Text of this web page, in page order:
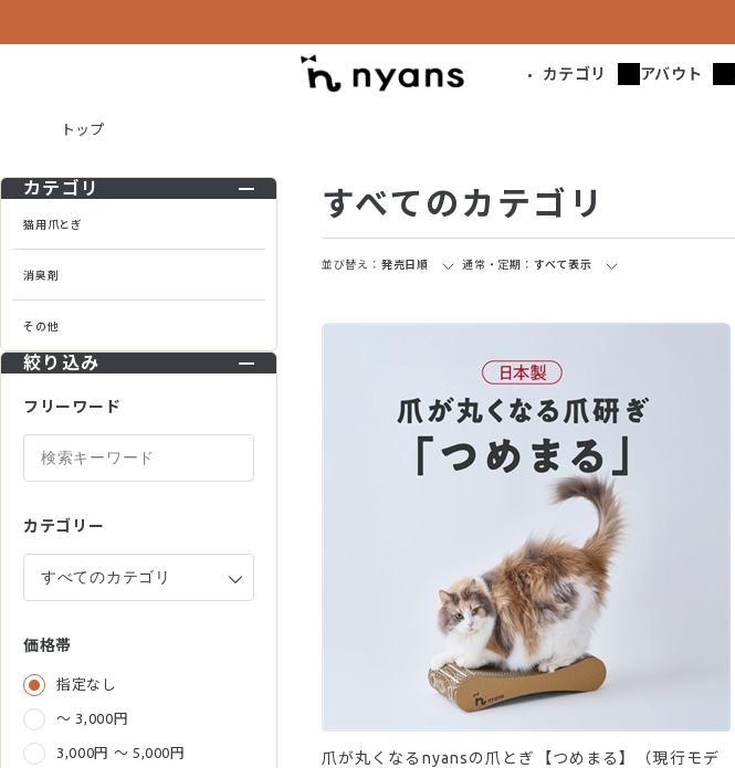
カテゴリ アバウト
トップ
カテゴリ
猫用爪とぎ
消臭剤
その他
絞り込み
フリーワード
カテゴリー
価格帯
指定なし
～ 3,000円
3,000円 ～ 5,000円
すべてのカテゴリ
並び替え： 発売日順 通常・定期： すべて表示
爪が丸くなるnyansの爪とぎ【つめまる】（現行モデ